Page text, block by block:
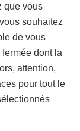
que vous
souhaitez
de vous
dont la
attention,
pour tout le